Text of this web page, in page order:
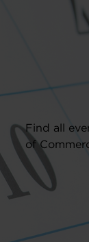
Find all
of